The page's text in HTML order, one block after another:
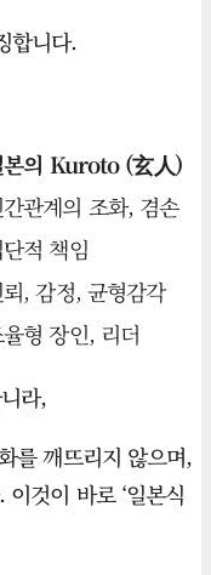
합니다.
본의 Kuroto (玄人)
관계의 조화, 겸손
적 책임
, 감정, 균형감각
형 장인, 리더
라,
를 깨뜨리지 않으며,
것이 바로 ‘일본식